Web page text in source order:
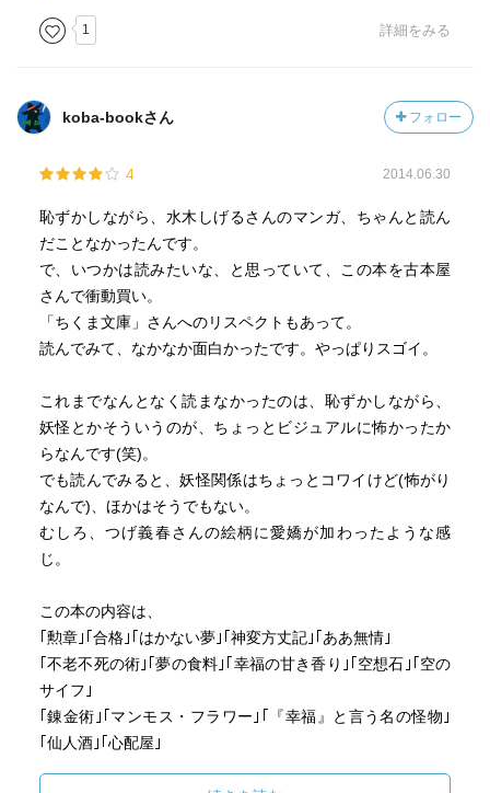
1 詳細をみる
koba-bookさん フォロー
4 2014.06.30
恥ずかしながら、水木しげるさんのマンガ、ちゃんと読ん
だことなかったんです。
で、いつかは読みたいな、と思っていて、この本を古本屋
さんで衝動買い。
「ちくま文庫」さんへのリスペクトもあって。
読んでみて、なかなか面白かったです。やっぱりスゴイ。
これまでなんとなく読まなかったのは、恥ずかしながら、
妖怪とかそういうのが、ちょっとビジュアルに怖かったか
らなんです(笑)。
でも読んでみると、妖怪関係はちょっとコワイけど(怖がり
なんで)、ほかはそうでもない。
むしろ、つげ義春さんの絵柄に愛嬌が加わったような感
じ。
この本の内容は、
｢勲章｣｢合格｣｢はかない夢｣｢神変方丈記｣｢ああ無情｣
｢不老不死の術｣｢夢の食料｣｢幸福の甘き香り｣｢空想石｣｢空の
サイフ｣
｢錬金術｣｢マンモス・フラワー｣｢『幸福』と言う名の怪物｣
｢仙人酒｣｢心配屋｣